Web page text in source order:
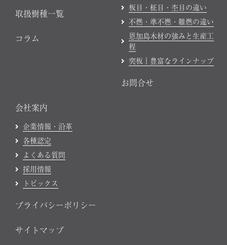
取扱樹種一覧
コラム
板目・柾目・杢目の違い
不燃・準不燃・難燃の違い
恩加島木材の強みと生産工
程
突板｜豊富なラインナップ
お問合せ
会社案内
企業情報・沿革
各種認定
よくある質問
採用情報
トピックス
プライバシーポリシー
サイトマップ